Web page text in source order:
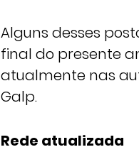
Alguns desses
final do presente
atualmente nas
Galp.
Rede atualizada